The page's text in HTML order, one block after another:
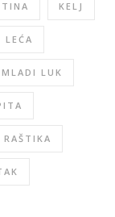
KELJ
LEĆA
MLADI LUK
RAŠTIKA